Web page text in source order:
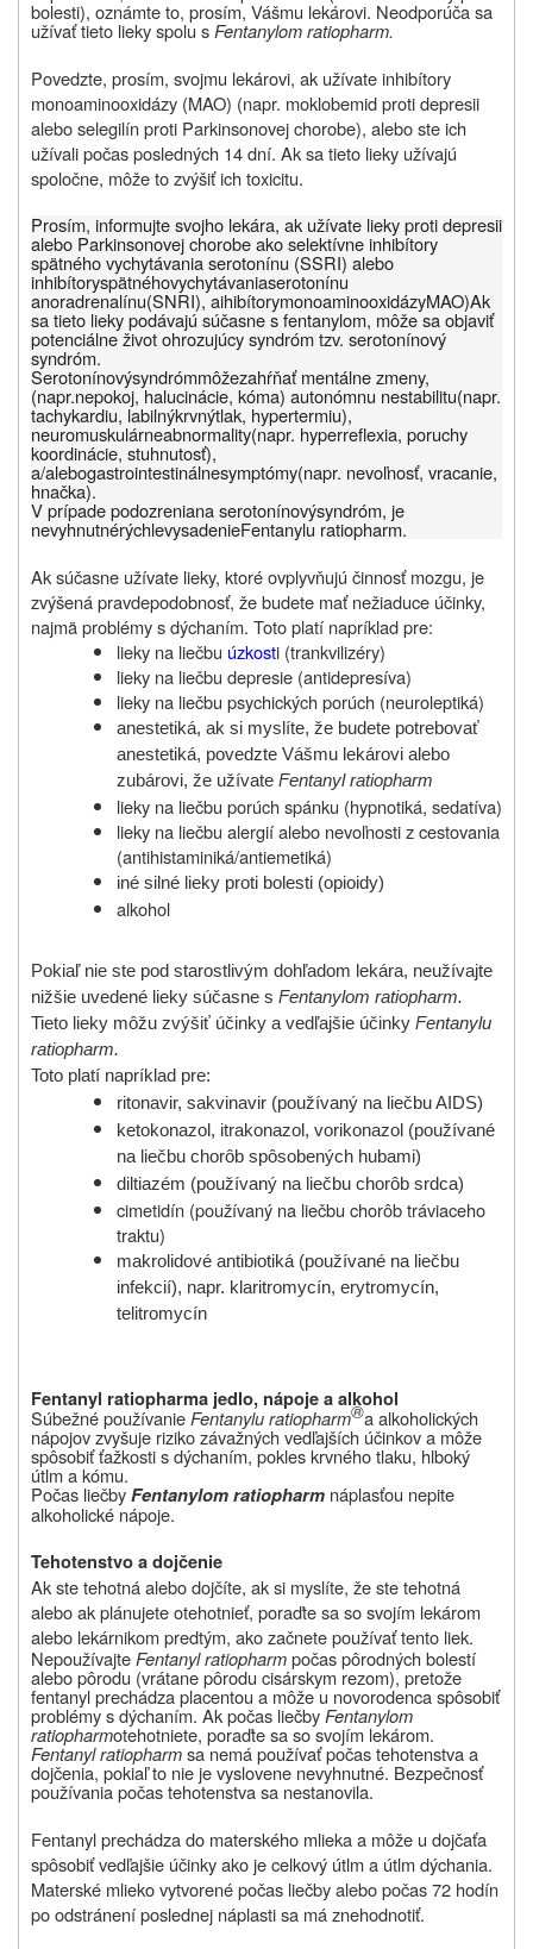
bolesti), oznámte to, prosím, Vášmu lekárovi. Neodporúča sa
užívať tieto lieky spolu s Fentanylom ratiopharm.
Povedzte, prosím, svojmu lekárovi, ak užívate inhibítory
monoaminooxidázy (MAO) (napr. moklobemid proti depresii
alebo selegilín proti Parkinsonovej chorobe), alebo ste ich
užívali počas posledných 14 dní. Ak sa tieto lieky užívajú
spoločne, môže to zvýšiť ich toxicitu.
Prosím, informujte svojho lekára, ak užívate lieky proti depresii
alebo Parkinsonovej chorobe ako selektívne inhibítory
spätného vychytávania serotonínu (SSRI) alebo
inhibítoryspätnéhovychytávaniaserotonínu
anoradrenalínu(SNRI),aihibítorymonoaminooxidázyMAO)Ak
sa tieto lieky podávajú súčasne s fentanylom, môže sa objaviť
potenciálne život ohrozujúcy syndróm tzv. serotonínový
syndróm.
Serotonínovýsyndrómmôžezahŕňať mentálne zmeny,
(napr.nepokoj, halucinácie, kóma) autonómnu nestabilitu(napr.
tachykardiu, labilnýkrvnýtlak, hypertermiu),
neuromuskulárneabnormality(napr. hyperreflexia, poruchy
koordinácie, stuhnutosť),
a/alebogastrointestinálnesymptómy(napr. nevoľnosť, vracanie,
hnačka).
V prípade podozrenianaserotonínovýsyndróm, je
nevyhnutnérýchlevysadenieFentanylu ratiopharm.
Ak súčasne užívate lieky, ktoré ovplyvňujú činnosť mozgu, je
zvýšená pravdepodobnosť, že budete mať nežiaduce účinky,
najmä problémy s dýchaním. Toto platí napríklad pre:
lieky na liečbu úzkosti (trankvilizéry)
lieky na liečbu depresie (antidepresíva)
lieky na liečbu psychických porúch (neuroleptiká)
anestetiká, ak si myslíte, že budete potrebovať
anestetiká, povedzte Vášmu lekárovi alebo
zubárovi, že užívate Fentanyl ratiopharm
lieky na liečbu porúch spánku (hypnotiká, sedatíva)
lieky na liečbu alergií alebo nevoľnosti z cestovania
(antihistaminiká/antiemetiká)
iné silné lieky proti bolesti (opioidy)
alkohol
Pokiaľ nie ste pod starostlivým dohľadom lekára, neužívajte
nižšie uvedené lieky súčasne s Fentanylom ratiopharm.
Tieto lieky môžu zvýšiť účinky a vedľajšie účinky Fentanylu
ratiopharm.
Toto platí napríklad pre:
ritonavir, sakvinavir (používaný na liečbu AIDS)
ketokonazol, itrakonazol, vorikonazol (používané
na liečbu chorôb spôsobených hubami)
diltiazém (používaný na liečbu chorôb srdca)
cimetidín (používaný na liečbu chorôb tráviaceho
traktu)
makrolidové antibiotiká (používané na liečbu
infekcií), napr. klaritromycín, erytromycín,
telitromycín
Fentanyl ratiopharma jedlo, nápoje aalkohol
Súbežné používanie Fentanylu ratiopharm®a alkoholických
nápojov zvyšuje riziko závažných vedľajších účinkov a môže
spôsobiť ťažkosti s dýchaním, pokles krvného tlaku, hlboký
útlm a kómu.
Počas liečbyFentanylom ratiopharm náplasťou nepite
alkoholické nápoje.
Tehotenstvo a dojčenie
Ak ste tehotná alebo dojčíte, ak si myslíte, že ste tehotná
alebo ak plánujete otehotnieť, poraďte sa so svojím lekárom
alebo lekárnikom predtým, ako začnete používať tento liek.
Nepoužívajte Fentanyl ratiopharmpočas pôrodných bolestí
alebo pôrodu (vrátane pôrodu cisárskym rezom), pretože
fentanyl prechádza placentou a môže u novorodenca spôsobiť
problémy s dýchaním. Ak počas liečby Fentanylom
ratiopharmotehotniete, poraďte sa so svojím lekárom.
Fentanyl ratiopharmsa nemá používať počas tehotenstva a
dojčenia, pokiaľ to nie je vyslovene nevyhnutné. Bezpečnosť
používania počas tehotenstva sa nestanovila.
Fentanyl prechádza do materského mlieka a môže u dojčaťa
spôsobiť vedľajšie účinky ako je celkový útlm a útlm dýchania.
Materské mlieko vytvorené počas liečby alebo počas 72 hodín
po odstránení poslednej náplasti sa má znehodnotiť.